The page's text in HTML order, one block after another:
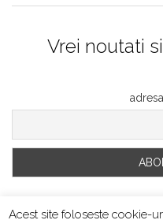
Vrei noutati
Acest site foloseste cookie-